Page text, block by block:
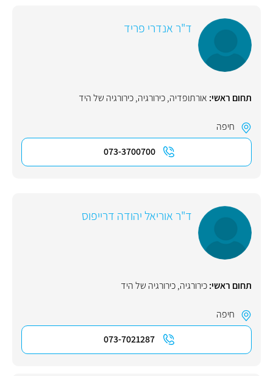
ד"ר אנדרי פריד
תחום ראשי: אורתופדיה,כירורגיה,כירורגיה של היד
חיפה
073-3700700
ד"ר אוריאל יהודה דרייפוס
תחום ראשי:כירורגיה,כירורגיה של היד
חיפה
073-7021287